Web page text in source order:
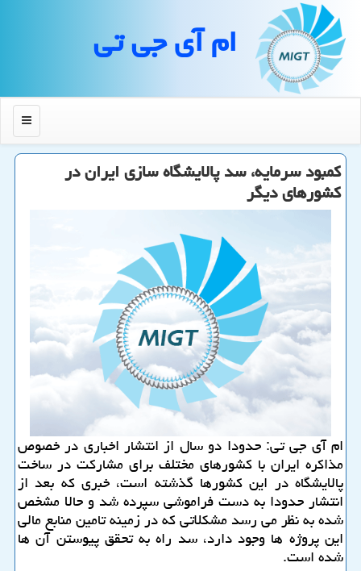
ام آی جی تی
منو
كمبود سرمایه، سد پالایشگاه سازی ایران در
كشورهای دیگر
ام آی جی تی: حدودا دو سال از انتشار اخباری در خصوص
مذاكره ایران با كشورهای مختلف برای مشاركت در ساخت
پالایشگاه در این كشورها گذشته است، خبری كه بعد از
انتشار حدودا به دست فراموشی سپرده شد و حالا مشخص
شده به نظر می رسد مشكلاتی كه در زمینه تامین منابع مالی
این پروژه ها وجود دارد، سد راه به تحقق پیوستن آن ها
شده است.